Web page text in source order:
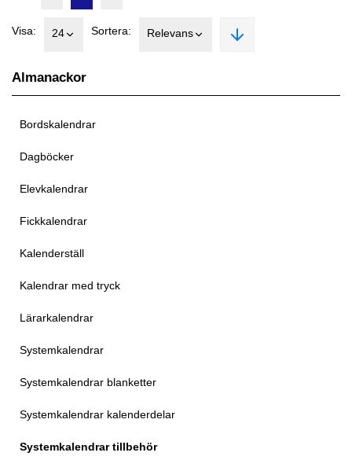
Almanackor
Bordskalendrar
Dagböcker
Elevkalendrar
Fickkalendrar
Kalenderställ
Kalendrar med tryck
Lärarkalendrar
Systemkalendrar
Systemkalendrar blanketter
Systemkalendrar kalenderdelar
Systemkalendrar tillbehör
Visa: 24 Sortera: Relevans